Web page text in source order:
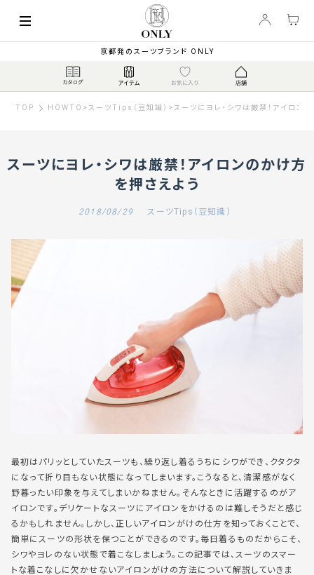
京都発のスーツブランド ONLY
TOP HOWTO >スーツTips（豆知識） >スーツにヨレ・シワは厳禁！アイロン
スーツにヨレ・シワは厳禁！アイロンのかけ方
を押さえよう
2018/08/29 スーツTips（豆知識）
最初はパリッとしていたスーツも、繰り返し着るうちにシワができ、クタクタ
になって折り目もない状態になってしまいます。こうなると、清潔感がなく
野暮ったい印象を与えてしまいかねません。そんなときに活躍するのがア
イロンです。デリケートなスーツにアイロンをかけるのは難しそうだと感じ
るかもしれません。しかし、正しいアイロンがけの仕方を知っておくことで、
簡単にスーツの形状を保つことができるのです。毎日着るものだからこそ、
シワやヨレのない状態で着こなしましょう。この記事では、スーツのスマー
トな着こなしに欠かせないアイロンがけの方法について解説していきま